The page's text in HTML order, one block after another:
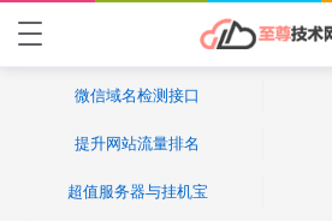
微信域名检测接口
提升网站流量排名
超值服务器与挂机宝